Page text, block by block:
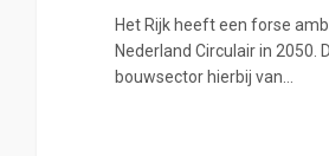
Het Rijk heeft een forse
Nederland Circulair in 2050.
bouwsector hierbij van…